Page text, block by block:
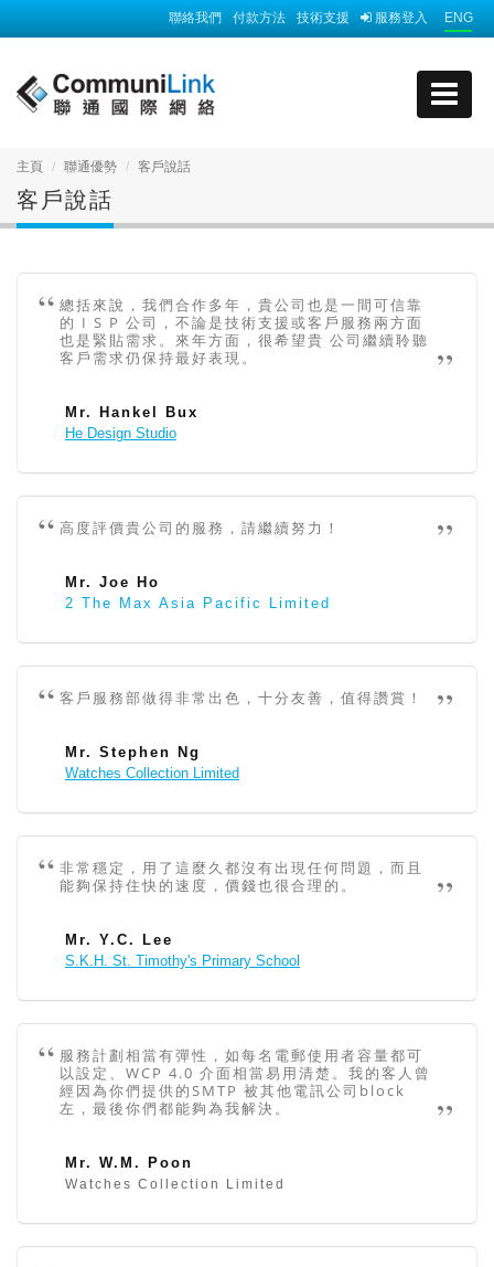
ENG
服務登入
技術支援
付款方法
聯絡我們
主頁 聯通優勢 客戶說話
客戶說話
總括來說，我們合作多年，貴公司也是一間可信靠
的 I S P 公司，不論是技術支援或客戶服務兩方面
也是緊貼需求。來年方面，很希望貴 公司繼續聆聽
客戶需求仍保持最好表現。
Mr. Hankel Bux
He Design Studio
高度評價貴公司的服務，請繼續努力！
Mr. Joe Ho
2 The Max Asia Pacific Limited
客戶服務部做得非常出色，十分友善，值得讚賞！
Mr. Stephen Ng
Watches Collection Limited
非常穩定，用了這麼久都沒有出現任何問題，而且
能夠保持住快的速度，價錢也很合理的。
Mr. Y.C. Lee
S.K.H. St. Timothy's Primary School
服務計劃相當有彈性，如每名電郵使用者容量都可
以設定、WCP 4.0 介面相當易用清楚。我的客人曾
經因為你們提供的SMTP 被其他電訊公司block
左，最後你們都能夠為我解決。
Mr. W.M. Poon
Watches Collection Limited